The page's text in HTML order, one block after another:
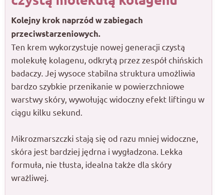
Kolejny krok naprzód w zabiegach
przeciwstarzeniowych.
Ten krem wykorzystuje nowej generacji czystą
molekułę kolagenu, odkrytą przez zespół chińskich
badaczy. Jej wysoce stabilna struktura umożliwia
bardzo szybkie przenikanie w powierzchniowe
warstwy skóry, wywołując widoczny efekt liftingu w
ciągu kilku sekund.
Mikrozmarszczki stają się od razu mniej widoczne,
skóra jest bardziej jędrna i wygładzona. Lekka
formuła, nie tłusta, idealna także dla skóry
wrażliwej.